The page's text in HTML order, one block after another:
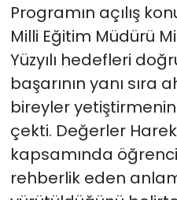
Programın açılış
Milli Eğitim Müdürü
Yüzyılı hedefleri
başarının yanı sıra
bireyler
çekti. Değerler
kapsamında
rehberlik eden